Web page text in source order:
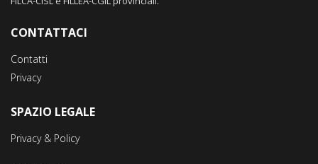
CONTATTACI
Contatti
Privacy
SPAZIO LEGALE
Privacy & Policy